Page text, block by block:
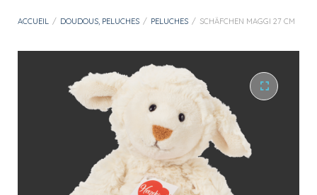
ACCUEIL / DOUDOUS, PELUCHES / PELUCHES / SCHÄFCHEN MAGGI 27 CM